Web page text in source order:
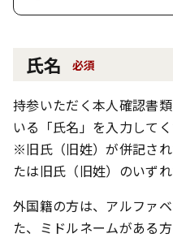
氏名 必須
持参いただく本人確認書
いる「氏名」を入力してく
※旧氏（旧姓）が併記さ
たは旧氏（旧姓）のいずれ
外国籍の方は、アルファ
た、ミドルネームがある